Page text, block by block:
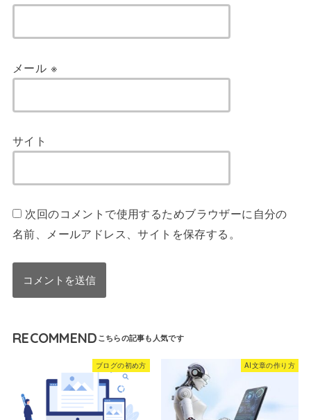
メール ※
サイト
次回のコメントで使用するためブラウザーに自分の
名前、メールアドレス、サイトを保存する。
RECOMMEND
ブログの初め方 AI文章の作り方